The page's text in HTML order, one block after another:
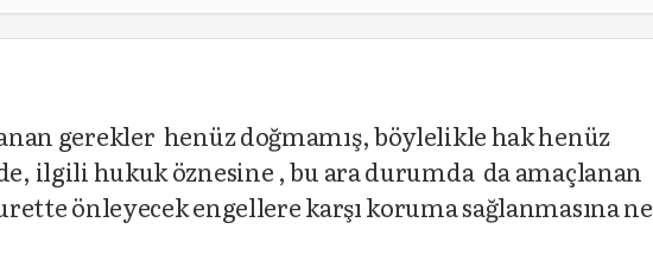
gerekler henüz doğmamış, böylelikle hak henüz
ilgili hukuk öznesine , bu ara durumda da amaçlanan
önleyecek engellere karşı koruma sağlanmasına ne